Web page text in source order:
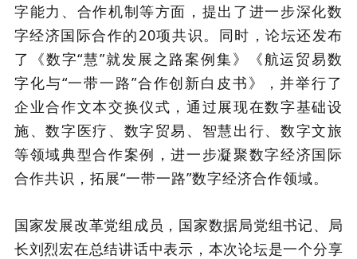
字能力、合作机制等方面，提出了进一步深化数
字经济国际合作的20项共识。同时，论坛还发布
了《数字“慧”就发展之路案例集》《航运贸易数
字化与“一带一路”合作创新白皮书》，并举行了
企业合作文本交换仪式，通过展现在数字基础设
施、数字医疗、数字贸易、智慧出行、数字文旅
等领域典型合作案例，进一步凝聚数字经济国际
合作共识，拓展“一带一路”数字经济合作领域。
国家发展改革党组成员，国家数据局党组书记、局
长刘烈宏在总结讲话中表示，本次论坛是一个分享